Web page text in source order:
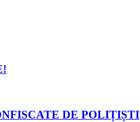
DE POLIȚIȘTI